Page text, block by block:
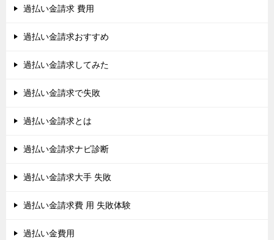
過払い金請求 費用
過払い金請求おすすめ
過払い金請求してみた
過払い金請求で失敗
過払い金請求とは
過払い金請求ナビ診断
過払い金請求大手 失敗
過払い金請求費 用 失敗体験
過払い金費用